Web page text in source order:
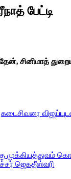
பேட்டி
சினிமாத்
கடைசிவரை
முக்கியத்துவம்
ஜெகதீஸ்வரி